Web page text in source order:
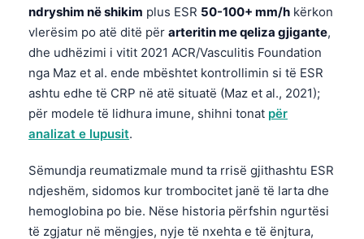
ndryshim në shikim plus ESR 50-100+ mm/h kërkon
vlerësim po atë ditë për arteritin me qeliza gjigante,
dhe udhëzimi i vitit 2021 ACR/Vasculitis Foundation
nga Maz et al. ende mbështet kontrollimin si të ESR
ashtu edhe të CRP në atë situatë (Maz et al., 2021);
për modele të lidhura imune, shihni tonat për
analizat e lupusit.
Sëmundja reumatizmale mund ta rrisë gjithashtu ESR
ndjeshëm, sidomos kur trombocitet janë të larta dhe
hemoglobina po bie. Nëse historia përfshin ngurtësi
të zgjatur në mëngjes, nyje të nxehta e të ënjtura,
Српски језик
Svenska
Bosanski
日本語
Čeština
ქართული
Русский